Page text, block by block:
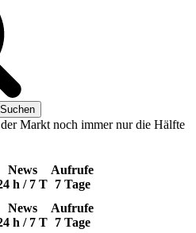
Markt noch immer nur die Hälfte
News
h / 7 T
Aufrufe
7 Tage
News
h / 7 T
Aufrufe
7 Tage